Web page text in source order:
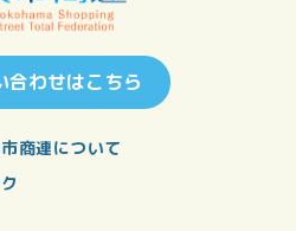
合わせはこちら
商連について